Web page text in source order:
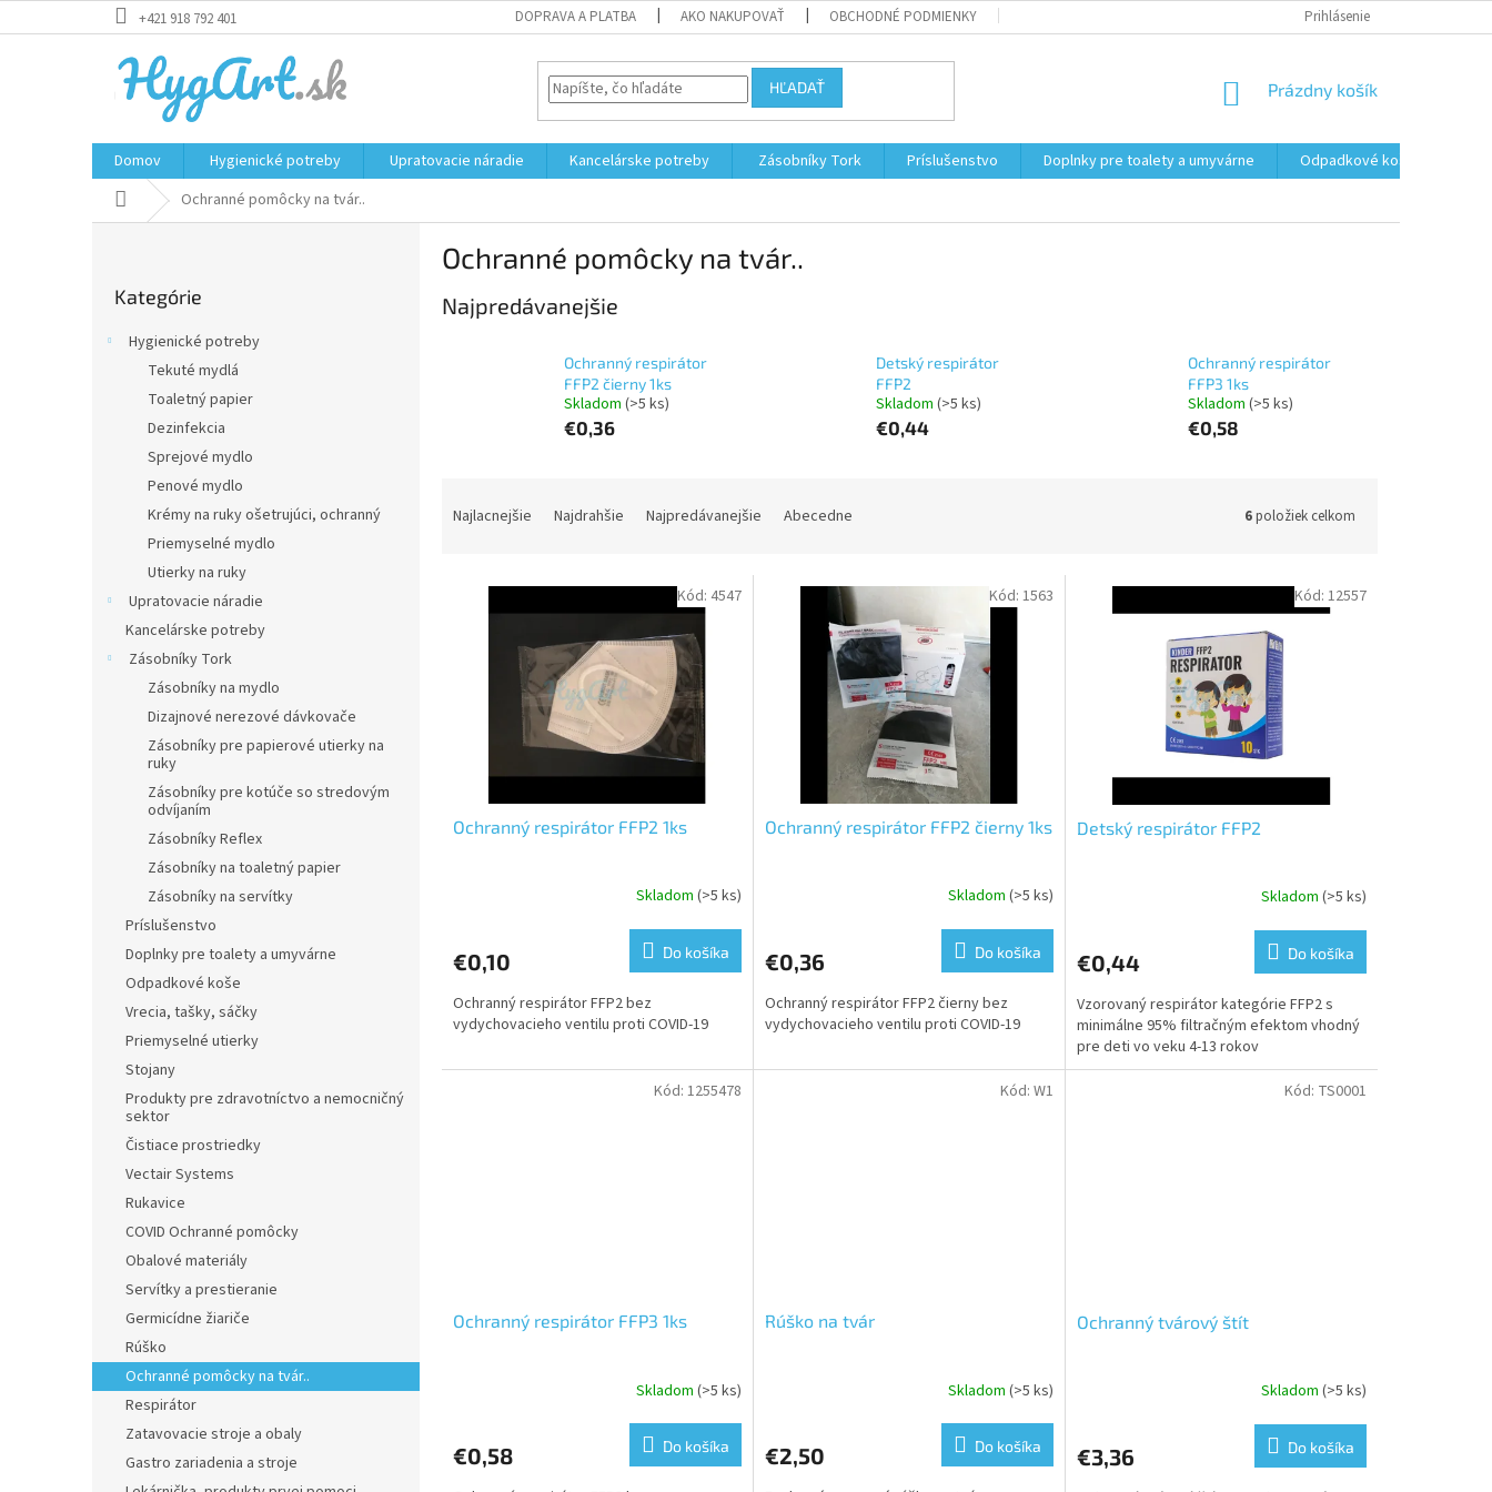
na
+421 918 792 401 DOPRAVA A PLATBA AKO NAKUPOVAŤ OBCHODNÉ PODMIENKY FORMULÁR NA
Prihlásenie
HĽADAŤ
NÁKUPNÝ
Prázdny košík
Domov Hygienické potreby Upratovacie náradie Kancelárske potreby Zásobníky Tork Príslušenstvo Doplnky pre toalety a umyvárne Odpadkové koše
Domov Ochranné pomôcky na tvár..
kategórie
Kategórie
Hygienické potreby
Tekuté mydlá
Toaletný papier
Dezinfekcia
Sprejové mydlo
Penové mydlo
Krémy na ruky ošetrujúci, ochranný
Priemyselné mydlo
Utierky na ruky
Upratovacie náradie
Kancelárske potreby
Zásobníky Tork
Zásobníky na mydlo
Dizajnové nerezové dávkovače
Zásobníky pre papierové utierky na
ruky
Zásobníky pre kotúče so stredovým
odvíjaním
Zásobníky Reflex
Zásobníky na toaletný papier
Zásobníky na servítky
Príslušenstvo
Doplnky pre toalety a umyvárne
Odpadkové koše
Vrecia, tašky, sáčky
Priemyselné utierky
Stojany
Produkty pre zdravotníctvo a nemocničný
sektor
Čistiace prostriedky
Vectair Systems
Rukavice
COVID Ochranné pomôcky
Obalové materiály
Servítky a prestieranie
Germicídne žiariče
Rúško
Ochranné pomôcky na tvár..
Respirátor
Zatavovacie stroje a obaly
Gastro zariadenia a stroje
Ochranné pomôcky na tvár..
Najpredávanejšie
Ochranný respirátor
FFP2 čierny 1ks
Skladom (>5 ks)
€0,36
Detský respirátor
FFP2
Skladom (>5 ks)
€0,44
Ochranný respirátor
FFP3 1ks
Skladom (>5 ks)
€0,58
Najlacnejšie Najdrahšie Najpredávanejšie Abecedne 6položiek celkom
Ochranný respirátor FFP2 1ks
Skladom (>5 ks)
€0,10 Do košíka
Ochranný respirátor FFP2 bez
vydychovacieho ventilu proti COVID-19
Kód: 4547
Ochranný respirátor FFP2 čierny 1ks
Skladom (>5 ks)
€0,36 Do košíka
Ochranný respirátor FFP2 čierny bez
vydychovacieho ventilu proti COVID-19
Kód: 1563
Detský respirátor FFP2
Skladom (>5 ks)
€0,44 Do košíka
Vzorovaný respirátor kategórie FFP2 s
minimálne 95% filtračným efektom vhodný
pre deti vo veku 4-13 rokov
Kód: 12557
Ochranný respirátor FFP3 1ks
Skladom (>5 ks)
€0,58 Do košíka
Kód: 1255478
Rúško na tvár
Skladom (>5 ks)
€2,50 Do košíka
Kód: W1
Ochranný tvárový štít
Skladom (>5 ks)
€3,36 Do košíka
Kód: TS0001